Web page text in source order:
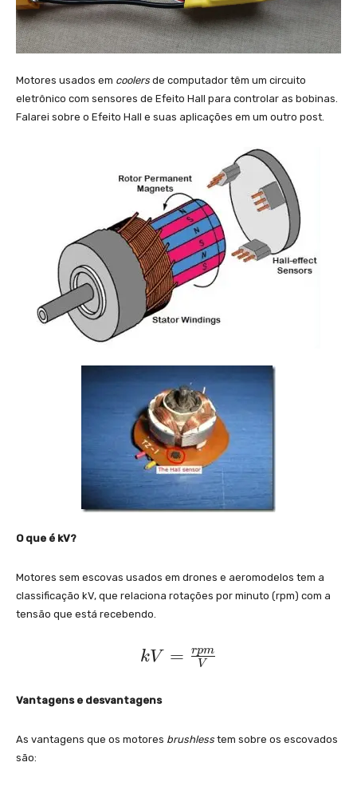
Motores usados em coolers de computador têm um circuito
eletrônico com sensores de Efeito Hall para controlar as bobinas.
Falarei sobre o Efeito Hall e suas aplicações em um outro post.
O que é kV?
Motores sem escovas usados em drones e aeromodelos tem a
classificação kV, que relaciona rotações por minuto (rpm) com a
tensão que está recebendo.
k
=
r
kV = V
rpm
Vantagens e desvantagens
As vantagens que os motores brushless tem sobre os escovados
são: